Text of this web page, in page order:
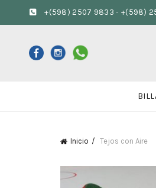
+(598) 2507 9833 - +(598)
Inicio Tejos con Aire